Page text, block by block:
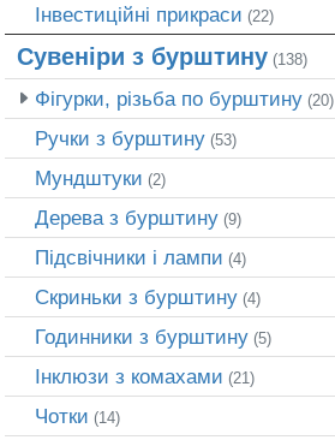
Інвестиційні прикраси (22)
Сувеніри з бурштину (138)
Фігурки, різьба по бурштину (20)
Ручки з бурштину (53)
Мундштуки (2)
Дерева з бурштину (9)
Підсвічники і лампи (4)
Скриньки з бурштину (4)
Годинники з бурштину (5)
Інклюзи з комахами (21)
Чотки (14)